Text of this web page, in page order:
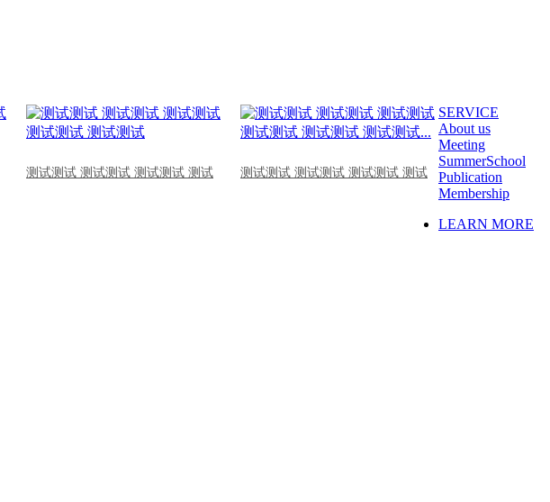
测试测试 测试测试 测试测试 测试 测试测试 测试测试 测试测试 测试
SERVICE
About us
Meeting
SummerSchool
Publication
Membership
LEARN MORE